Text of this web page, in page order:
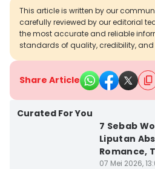
This article is written by our
carefully reviewed by our editorial
the most accurate and reliable
standards of quality, credibility, and
Share Article
Curated For You
7 Sebab
Liputan
Romance,
07 Mei 2026,